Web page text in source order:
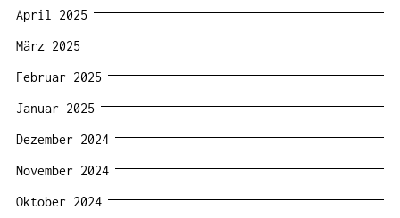
April 2025
März 2025
Februar 2025
Januar 2025
Dezember 2024
November 2024
Oktober 2024